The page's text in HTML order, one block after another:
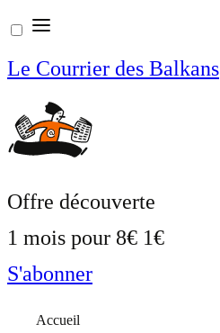
Aller
au
contenu
Le Courrier des Balkans
Offre découverte
1 mois pour 8€ 1€
S'abonner
Accueil